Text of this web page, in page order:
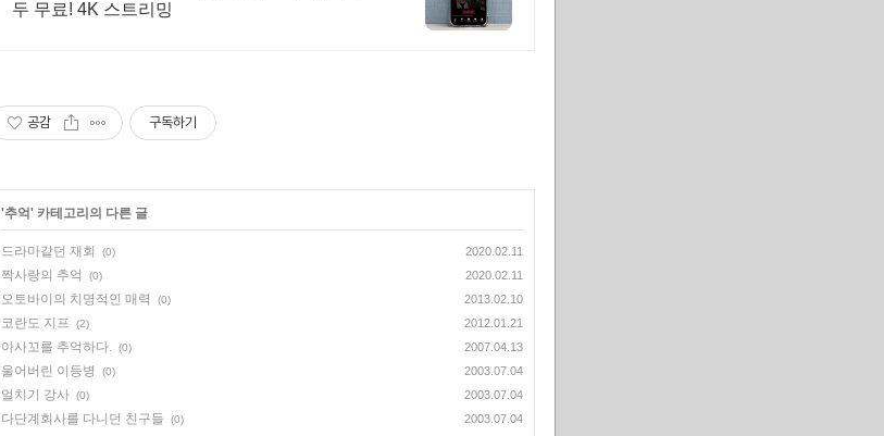
두 무료! 4K 스트리밍
공감 구독하기
'추억' 카테고리의 다른 글
드라마같던 재회 (0) 2020.02.11
짝사랑의 추억 (0) 2020.02.11
오토바이의 치명적인 매력 (0) 2013.02.10
코란도 지프 (2) 2012.01.21
아사꼬를 추억하다. (0) 2007.04.13
울어버린 이등병 (0) 2003.07.04
얼치기 강사 (0) 2003.07.04
다단계회사를 다니던 친구들 (0) 2003.07.04